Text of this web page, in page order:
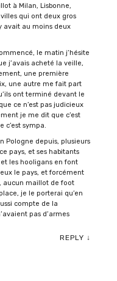
à Milan, Lisbonne,
qui ont deux gros
avait au moins deux
le matin j’hésite
j’avais acheté la veille,
une première
une autre me fait part
ont terminé devant le
ce n’est pas judicieux
je me dit que c’est
c’est sympa.
Pologne depuis, plusieurs
pays, et ses habitants
les hooligans en font
le pays, et forcément
aucun maillot de foot
je le porterai qu’en
compte de la
pas d’armes
REPLY ↓